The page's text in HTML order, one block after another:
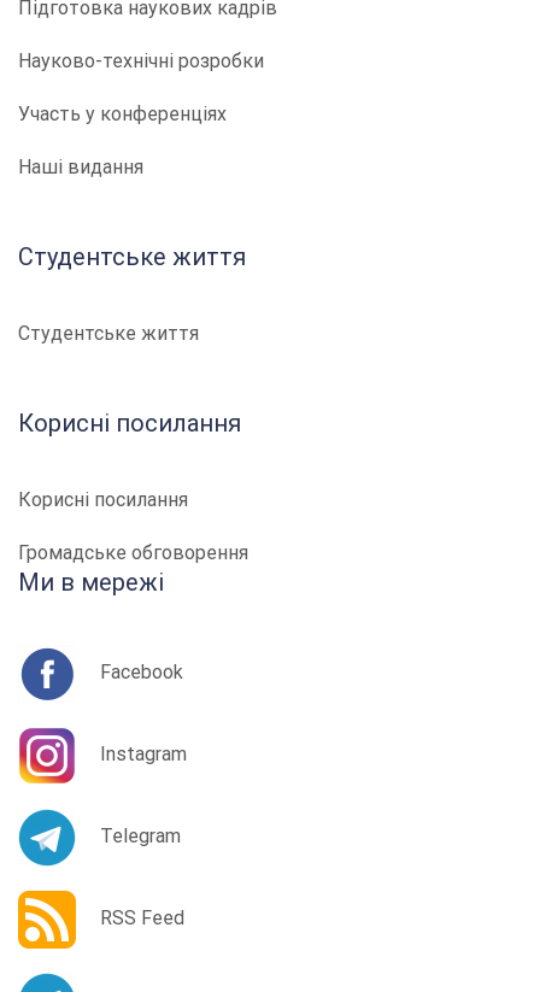
Підготовка наукових кадрів
Науково-технічні розробки
Участь у конференціях
Наші видання
Студентське життя
Студентське життя
Корисні посилання
Корисні посилання
Громадське обговорення
Ми в мережі
Facebook
Instagram
Telegram
RSS Feed